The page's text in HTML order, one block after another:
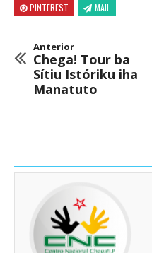
PINTEREST MAIL
Anterior
Chega! Tour ba
Sítiu Istóriku iha
Manatuto